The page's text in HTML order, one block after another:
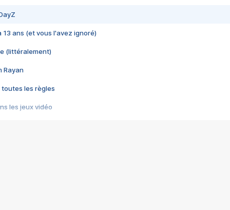
13 ans (et vous l'avez ignoré)
(littéralement)
Rayan
toutes les règles
les jeux vidéo